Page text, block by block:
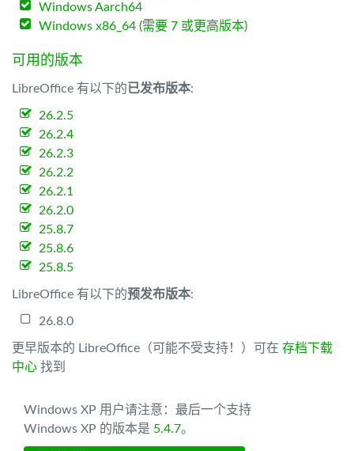
Windows Aarch64
Windows x86_64 (需要 7 或更高版本)
可用的版本
LibreOffice 有以下的已发布版本:
26.2.5
26.2.4
26.2.3
26.2.2
26.2.1
26.2.0
25.8.7
25.8.6
25.8.5
LibreOffice 有以下的预发布版本:
26.8.0
更早版本的 LibreOffice（可能不受支持！）可在 存档下载
中心 找到
Windows XP 用户请注意：最后一个支持
Windows XP 的版本是 5.4.7。